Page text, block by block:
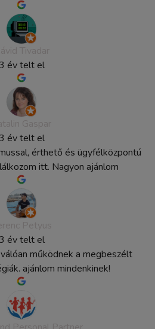
év telt el
év telt el
érthető és ügyfélközpontú
itt. Nagyon ajánlom
év telt el
működnek a megbeszélt
ajánlom mindenkinek!